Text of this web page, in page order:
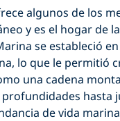
algunos de los
y es el hogar de
se estableció
lo que le permitió
una cadena
profundidades hasta
de vida